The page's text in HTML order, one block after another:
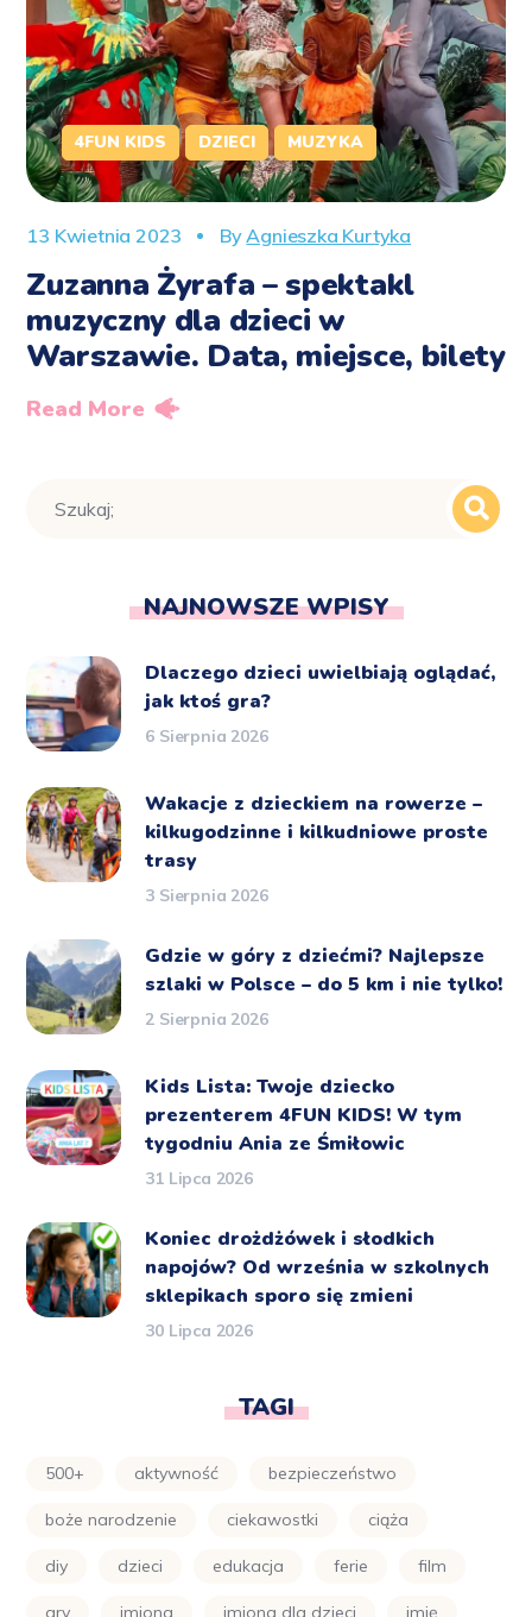
4FUN KIDS DZIECI MUZYKA
13 Kwietnia 2023 ByAgnieszka Kurtyka
Zuzanna Żyrafa – spektakl
muzyczny dla dzieci w
Warszawie. Data, miejsce, bilety
Read More
NAJNOWSZE WPISY
Dlaczego dzieci uwielbiają oglądać,
jak ktoś gra?
6 Sierpnia 2026
Wakacje z dzieckiem na rowerze –
kilkugodzinne i kilkudniowe proste
trasy
3 Sierpnia 2026
Gdzie w góry z dziećmi? Najlepsze
szlaki w Polsce – do 5 km i nie tylko!
2 Sierpnia 2026
Kids Lista: Twoje dziecko
prezenterem 4FUN KIDS! W tym
tygodniu Ania ze Śmiłowic
31 Lipca 2026
Koniec drożdżówek i słodkich
napojów? Od września w szkolnych
sklepikach sporo się zmieni
30 Lipca 2026
TAGI
500+ aktywność bezpieczeństwo
boże narodzenie ciekawostki ciąża
diy dzieci edukacja ferie film
gry imiona imiona dla dzieci imię